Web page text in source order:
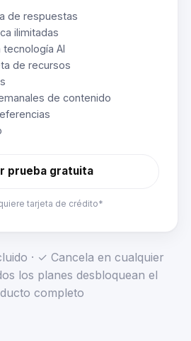
de respuestas
ilimitadas
AI
de recursos
de contenido
prueba gratuita
tarjeta de crédito*
· ✓ Cancela en cualquier
los planes desbloquean el
completo